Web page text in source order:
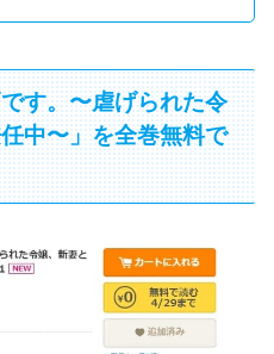
す。〜虐げられた令
中〜」を全巻無料で